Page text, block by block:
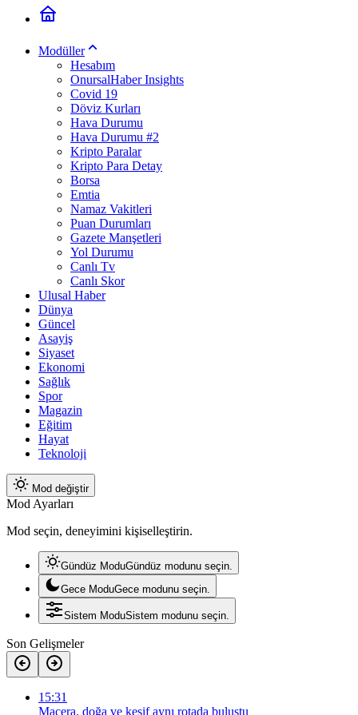
Modüller
Hesabım
OnursalHaber Insights
Covid 19
Döviz Kurları
Hava Durumu
Hava Durumu #2
Kripto Paralar
Kripto Para Detay
Borsa
Emtia
Namaz Vakitleri
Puan Durumları
Gazete Manşetleri
Yol Durumu
Canlı Tv
Canlı Skor
Ulusal Haber
Dünya
Güncel
Asayiş
Siyaset
Ekonomi
Sağlık
Spor
Magazin
Eğitim
Hayat
Teknoloji
Mod değiştir
Mod Ayarları
Mod seçin, deneyimini kişiselleştirin.
Gündüz ModuGündüz modunu seçin.
Gece ModuGece modunu seçin.
Sistem ModuSistem modunu seçin.
Son Gelişmeler
15:31
Macera, doğa ve keşif aynı rotada buluştu